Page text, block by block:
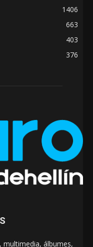
1406
663
403
376
multimedia, álbumes,